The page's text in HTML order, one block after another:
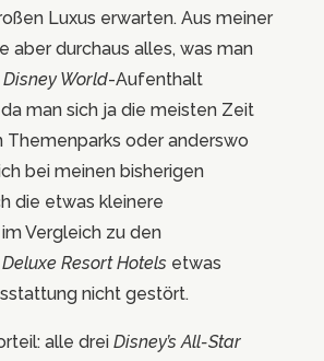
Luxus erwarten. Aus meiner
aber durchaus alles, was man
World-Aufenthalt
man sich ja die meisten Zeit
Themenparks oder anderswo
bei meinen bisherigen
die etwas kleinere
Vergleich zu den
Deluxe Resort Hotelsetwas
nicht gestört.
alle drei Disney’s All-Star